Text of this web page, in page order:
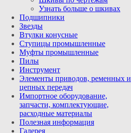
Узнать больше о шкивах
Подшипники
Звезды
Втулки конусные
Ступицы промышленные
Муфты промышленные
Пилы
Инструмент
Элементы приводов, ременных и
цепных передач
Импортное оборудование,
запчасти, комплектующие,
расходные материалы
Полезная информация
Галерея